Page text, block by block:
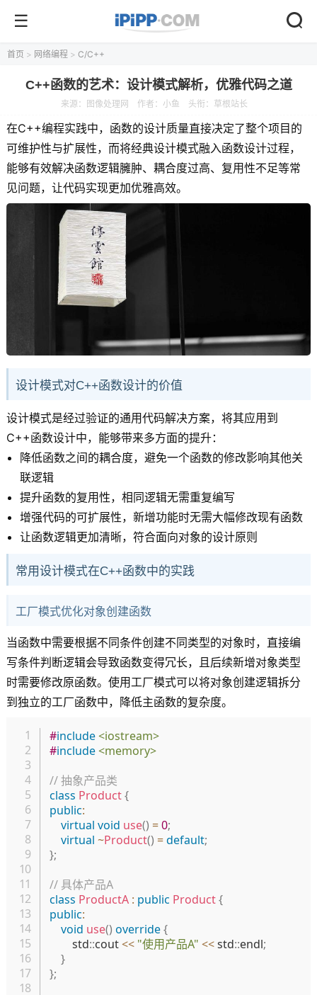
首页 > 网络编程 > C/C++
C++函数的艺术：设计模式解析，优雅代码之道
来源： 图像处理网 作者：小鱼 头衔：草根站长
在C++编程实践中，函数的设计质量直接决定了整个项目的
可维护性与扩展性，而将经典设计模式融入函数设计过程，
能够有效解决函数逻辑臃肿、耦合度过高、复用性不足等常
见问题，让代码实现更加优雅高效。
设计模式对C++函数设计的价值
设计模式是经过验证的通用代码解决方案，将其应用到
C++函数设计中，能够带来多方面的提升：
降低函数之间的耦合度，避免一个函数的修改影响其他关
联逻辑
提升函数的复用性，相同逻辑无需重复编写
增强代码的可扩展性，新增功能时无需大幅修改现有函数
让函数逻辑更加清晰，符合面向对象的设计原则
常用设计模式在C++函数中的实践
工厂模式优化对象创建函数
当函数中需要根据不同条件创建不同类型的对象时，直接编
写条件判断逻辑会导致函数变得冗长，且后续新增对象类型
时需要修改原函数。使用工厂模式可以将对象创建逻辑拆分
到独立的工厂函数中，降低主函数的复杂度。
#include<iostream>
#include<memory>
// 抽象产品类
class Product{
public:
virtual void use() =0;
virtual ~Product() =default;
};
// 具体产品A
class ProductA : public Product{
public:
void use() override{
        std
::cout << "使用产品A" << std::endl;
}
};